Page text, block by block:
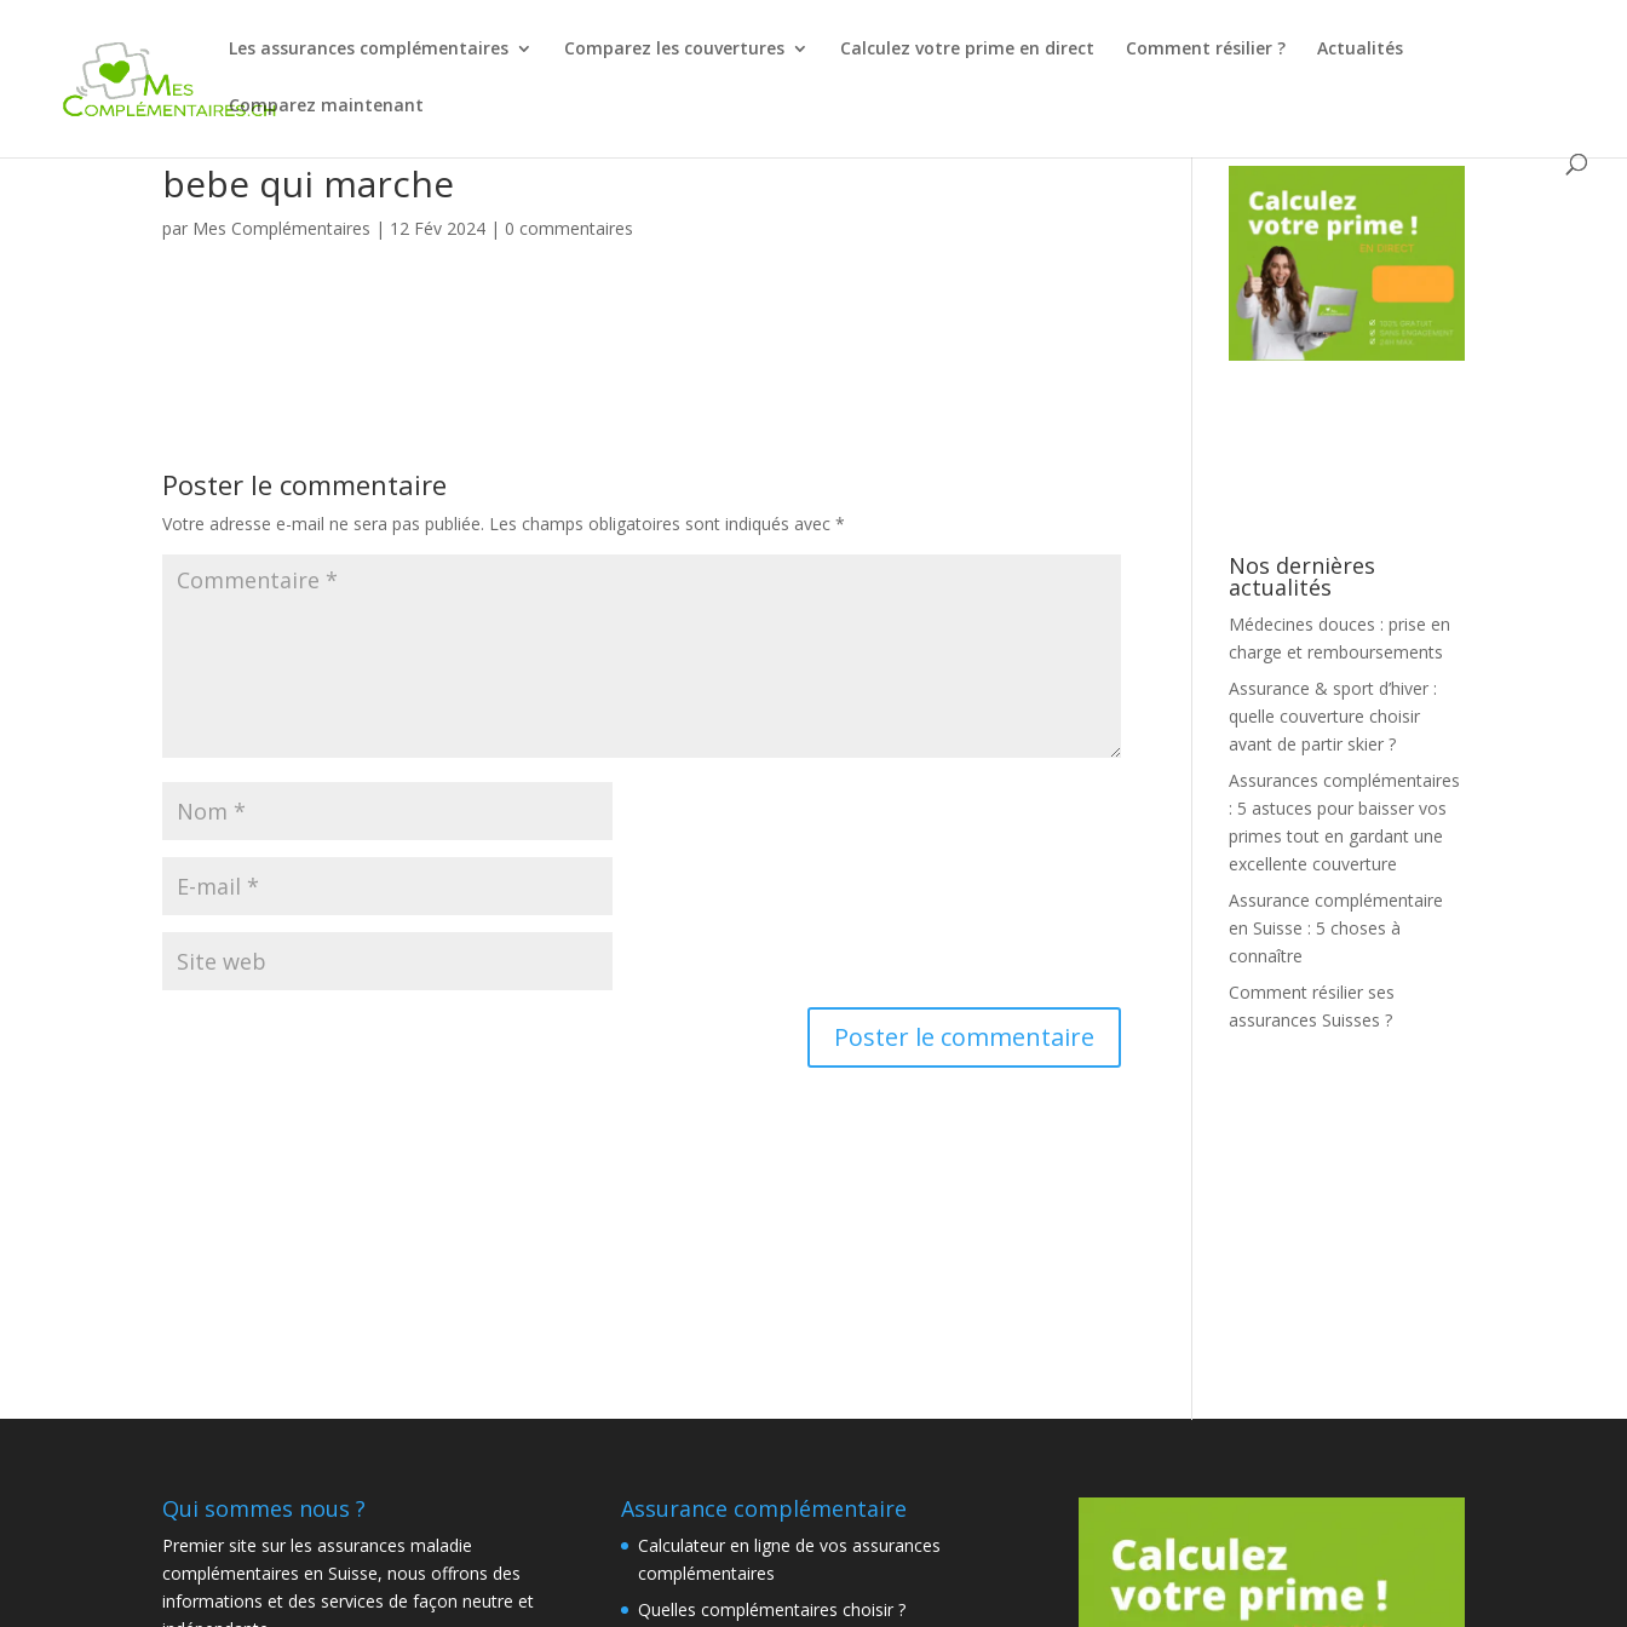
Les assurances complémentaires Comparez les couvertures Calculez votre prime en direct Comment résilier ? Actualités
Comparez maintenant
bebe qui marche
par Mes Complémentaires | 12 Fév 2024 | 0 commentaires
Poster le commentaire
Votre adresse e-mail ne sera pas publiée. Les champs obligatoires sont indiqués avec*
Nos dernières
actualités
Médecines douces : prise en
charge et remboursements
Assurance & sport d’hiver :
quelle couverture choisir
avant de partir skier ?
Assurances complémentaires
: 5 astuces pour baisser vos
primes tout en gardant une
excellente couverture
Assurance complémentaire
en Suisse : 5 choses à
connaître
Comment résilier ses
assurances Suisses ?
Qui sommes nous ?
Premier site sur les assurances maladie
complémentaires en Suisse, nous offrons des
informations et des services de façon neutre et
Assurance complémentaire
Calculateur en ligne de vos assurances
complémentaires
Quelles complémentaires choisir ?